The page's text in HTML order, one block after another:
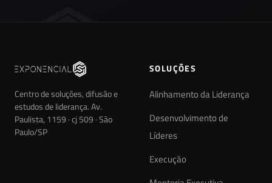
Centro de soluções, difusão e
estudos de liderança. Av.
Paulista, 1159 · cj 509 · São
Paulo/SP
SOLUÇÕES
Alinhamento da Liderança
Desenvolvimento de
Líderes
Execução